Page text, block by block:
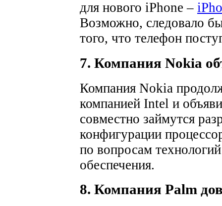
для нового iPhone –
Возможно, следовало
того, что телефон
7. Компания Nokia
Компания Nokia
компанией Intel и
совместно займутся
конфигурации
по вопросам
обеспечения.
8. Компания Palm